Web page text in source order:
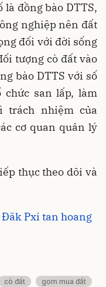
là đồng bào DTTS,
nghiệp nên đất
đối với đời sống
tượng cò đất vào
bào DTTS với số
san lấp, làm
trách nhiệm của
cơ quan quản lý
thục theo dõi và
Pxi tan hoang
cò đất
gom mua đất